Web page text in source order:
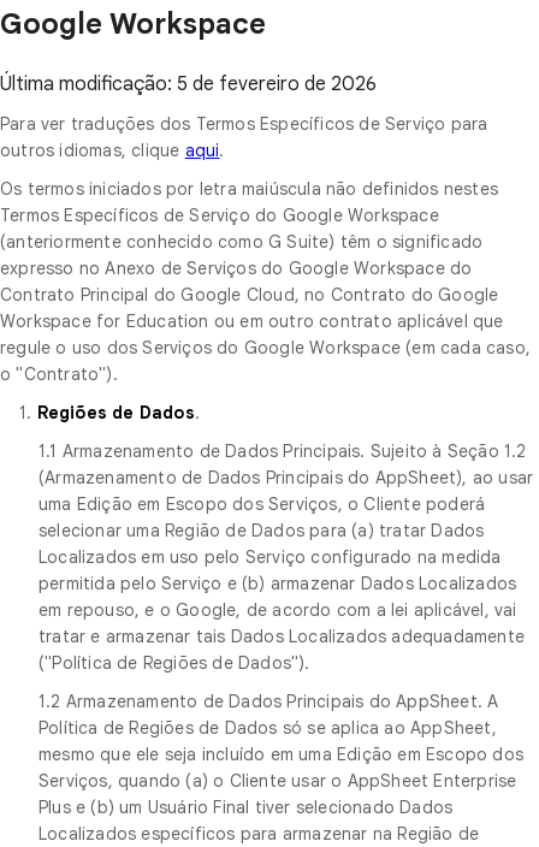
Google Workspace
Última modificação: 5 de fevereiro de 2026
Para ver traduções dos Termos Específicos de Serviço para
outros idiomas, clique aqui.
Os termos iniciados por letra maiúscula não definidos nestes
Termos Específicos de Serviço do Google Workspace
(anteriormente conhecido como G Suite) têm o significado
expresso no Anexo de Serviços do Google Workspace do
Contrato Principal do Google Cloud, no Contrato do Google
Workspace for Education ou em outro contrato aplicável que
regule o uso dos Serviços do Google Workspace (em cada caso,
o "Contrato").
1. Regiões de Dados.
1.1 Armazenamento de Dados Principais. Sujeito à Seção 1.2
(Armazenamento de Dados Principais do AppSheet), ao usar
uma Edição em Escopo dos Serviços, o Cliente poderá
selecionar uma Região de Dados para (a) tratar Dados
Localizados em uso pelo Serviço configurado na medida
permitida pelo Serviço e (b) armazenar Dados Localizados
em repouso, e o Google, de acordo com a lei aplicável, vai
tratar e armazenar tais Dados Localizados adequadamente
("Política de Regiões de Dados").
1.2 Armazenamento de Dados Principais do AppSheet. A
Política de Regiões de Dados só se aplica ao AppSheet,
mesmo que ele seja incluído em uma Edição em Escopo dos
Serviços, quando (a) o Cliente usar o AppSheet Enterprise
Plus e (b) um Usuário Final tiver selecionado Dados
Localizados específicos para armazenar na Região de